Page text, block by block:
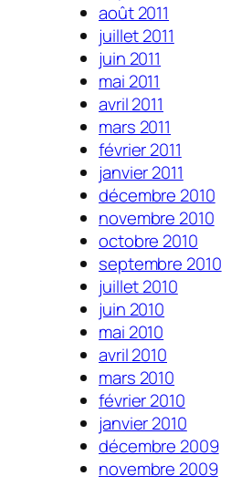
août 2011
juillet 2011
juin 2011
mai 2011
avril 2011
mars 2011
février 2011
janvier 2011
décembre 2010
novembre 2010
octobre 2010
septembre 2010
juillet 2010
juin 2010
mai 2010
avril 2010
mars 2010
février 2010
janvier 2010
décembre 2009
novembre 2009